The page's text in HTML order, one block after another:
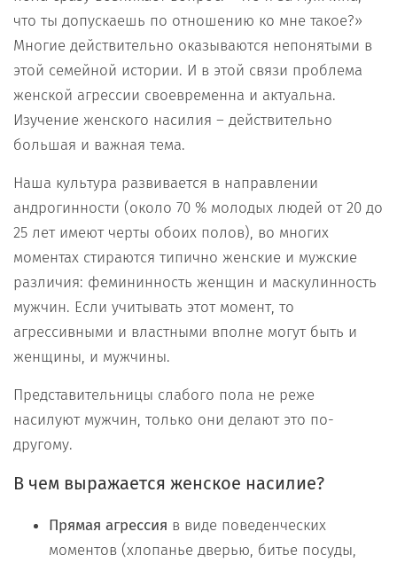
что ты допускаешь по отношению ко мне такое?»
Многие действительно оказываются непонятыми в
этой семейной истории. И в этой связи проблема
женской агрессии своевременна и актуальна.
Изучение женского насилия – действительно
большая и важная тема.
Наша культура развивается в направлении
андрогинности (около 70 % молодых людей от 20 до
25 лет имеют черты обоих полов), во многих
моментах стираются типично женские и мужские
различия: фемининность женщин и маскулинность
мужчин. Если учитывать этот момент, то
агрессивными и властными вполне могут быть и
женщины, и мужчины.
Представительницы слабого пола не реже
насилуют мужчин, только они делают это по-
другому.
В чем выражается женское насилие?
Прямая агрессия в виде поведенческих
моментов (хлопанье дверью, битье посуды,